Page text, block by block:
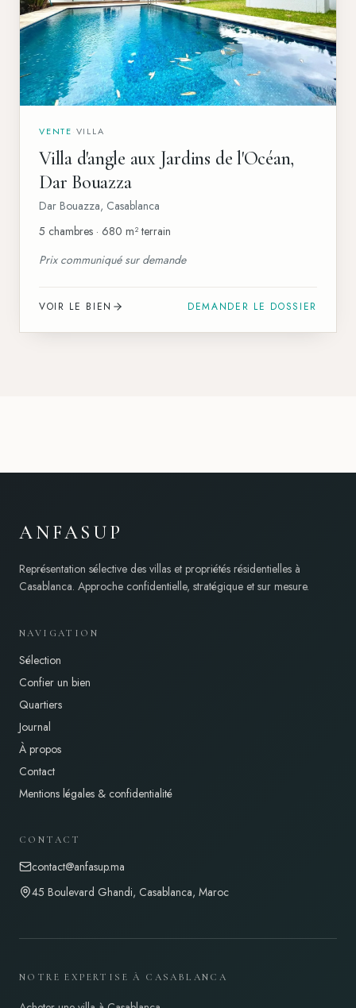
VENTE VILLA
Villa d'angle aux Jardins de l'Océan,
Dar Bouazza
Dar Bouazza, Casablanca
5 chambres · 680 m² terrain
Prix communiqué sur demande
VOIR LE BIEN DEMANDER LE DOSSIER
ANFASUP
Représentation sélective des villas et propriétés résidentielles à
Casablanca. Approche confidentielle, stratégique et sur mesure.
NAVIGATION
Sélection
Confier un bien
Quartiers
Journal
À propos
Contact
Mentions légales & confidentialité
CONTACT
contact@anfasup.ma
45 Boulevard Ghandi, Casablanca, Maroc
NOTRE EXPERTISE À CASABLANCA